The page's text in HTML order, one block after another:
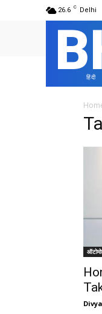
26.6 C Delhi
हिंदी